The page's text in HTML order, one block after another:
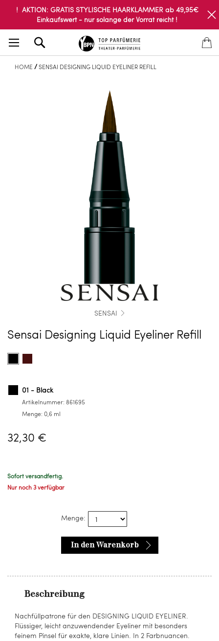
! AKTION: GRATIS STYLISCHE HAARKLAMMER ab 49,95€
Einkaufswert - nur solange der Vorrat reicht !
HOME SENSAI DESIGNING LIQUID EYELINER REFILL
SENSAI
Sensai Designing Liquid Eyeliner Refill
auswählen
options
01
-
Black
02
Deep
Brown
01 - Black
Artikelnummer: 861695
Menge: 0,6 ml
32,30 €
Sofort versandfertig.
Nur noch 3 verfügbar
Menge:
In den Warenkorb
Beschreibung
Nachfüllpatrone für den DESIGNING LIQUID EYELINER.
Flüssiger, leicht anzuwendender Eyeliner mit besonders
feinem Pinsel für exakte, klare Linien. In 2 Farbnuancen.